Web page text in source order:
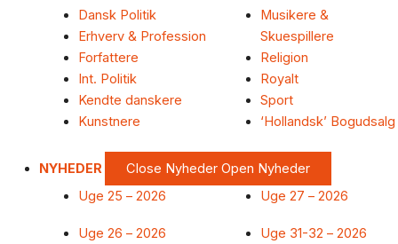
Dansk Politik
Erhverv & Profession
Forfattere
Int. Politik
Kendte danskere
Kunstnere
Musikere &
Skuespillere
Religion
Royalt
Sport
‘Hollandsk’ Bogudsalg
NYHEDER Close Nyheder Open Nyheder
Uge 25 – 2026
Uge 26 – 2026
Uge 27 – 2026
Uge 31-32 – 2026